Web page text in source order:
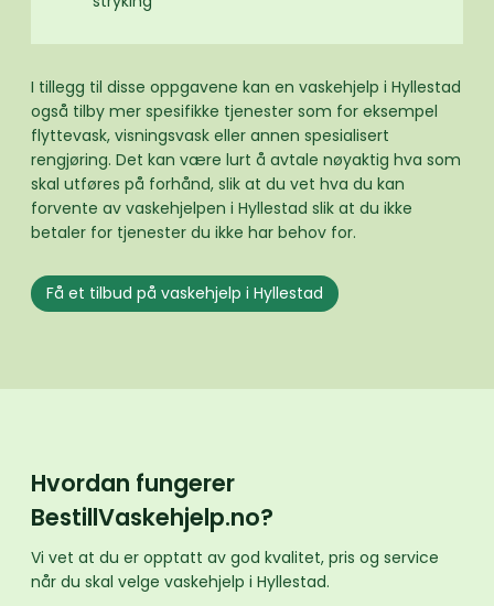
I tillegg til disse oppgavene kan en vaskehjelp i Hyllestad
også tilby mer spesifikke tjenester som for eksempel
flyttevask, visningsvask eller annen spesialisert
rengjøring. Det kan være lurt å avtale nøyaktig hva som
skal utføres på forhånd, slik at du vet hva du kan
forvente av vaskehjelpen i Hyllestad slik at du ikke
betaler for tjenester du ikke har behov for.
Få et tilbud på vaskehjelp i Hyllestad
Hvordan fungerer
BestillVaskehjelp.no?
Vi vet at du er opptatt av god kvalitet, pris og service
når du skal velge vaskehjelp i Hyllestad.